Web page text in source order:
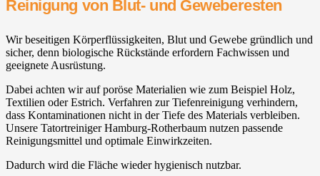
Reinigung von Blut- und Geweberesten
Wir beseitigen Körperflüssigkeiten, Blut und Gewebe gründlich und
sicher, denn biologische Rückstände erfordern Fachwissen und
geeignete Ausrüstung.
Dabei achten wir auf poröse Materialien wie zum Beispiel Holz,
Textilien oder Estrich. Verfahren zur Tiefenreinigung verhindern,
dass Kontaminationen nicht in der Tiefe des Materials verbleiben.
Unsere Tatortreiniger Hamburg-Rotherbaum nutzen passende
Reinigungsmittel und optimale Einwirkzeiten.
Dadurch wird die Fläche wieder hygienisch nutzbar.